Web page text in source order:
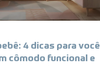
4 dicas para você
cômodo funcional e